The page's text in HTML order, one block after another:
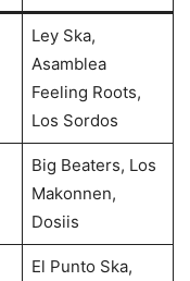
Ley Ska,
Asamblea
Feeling Roots,
Los Sordos
Big Beaters, Los
Makonnen,
Dosiis
El Punto Ska,